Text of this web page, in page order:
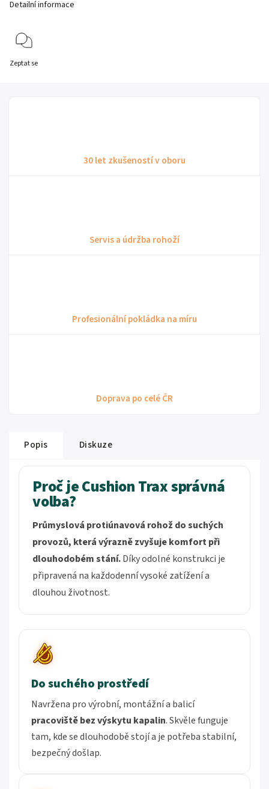
Detailní informace
Zeptat se
30 let zkušeností v oboru
Servis a údržba rohoží
Profesionální pokládka na míru
Doprava po celé ČR
Popis Diskuze
Proč je Cushion Trax správná
volba?
Průmyslová protiúnavová rohož do suchých
provozů, která výrazně zvyšuje komfort při
dlouhodobém stání.Díky odolné konstrukci je
připravená na každodenní vysoké zatížení a
dlouhou životnost.
Do suchého prostředí
Navržena pro výrobní, montážní a balicí
pracoviště bez výskytu kapalin. Skvěle funguje
tam, kde se dlouhodobě stojí a je potřeba stabilní,
bezpečný došlap.